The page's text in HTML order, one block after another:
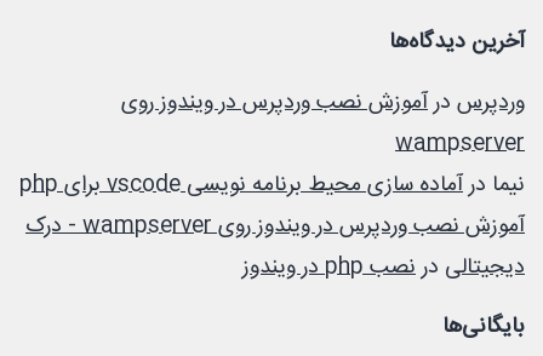
آخرین دیدگاه‌ها
وردپرس درآموزش نصب وردپرس در ویندوز روی
wampserver
نیما درآماده سازی محیط برنامه نویسی vscode برای php
آموزش نصب وردپرس در ویندوز روی wampserver - درک
دیجیتالی درنصب php در ویندوز
بایگانی‌ها